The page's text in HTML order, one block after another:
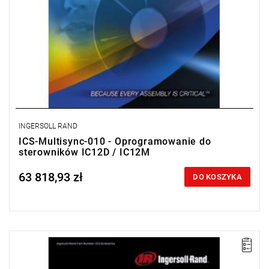
INGERSOLL RAND
ICS-Multisync-010 - Oprogramowanie do
sterowników IC12D / IC12M
Price tax included
63 818,93 zł DO KOSZYKA
i zarządzanie sieciowe grupą obejmującą do 500 sterowników